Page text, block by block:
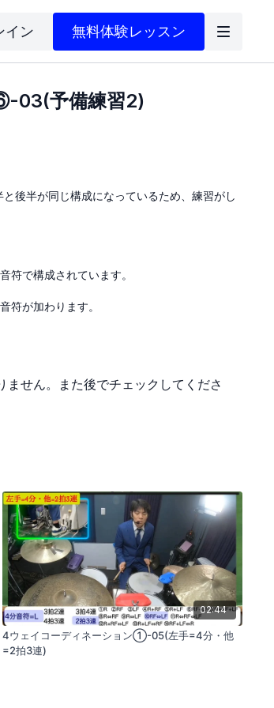
イン 無料体験レッスン
03(予備練習2)
後半が同じ構成になっているため、練習がし
符で構成されています。
符が加わります。
しています。
めることが重要です。
楽的なパターンに慣れるための練習に焦点を
せん。また後でチェックしてくださ
02:44
4ウェイコーディネーション①-05(左手=4分・他
=2拍3連)